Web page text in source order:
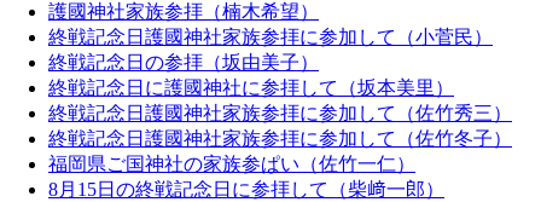
護國神社家族参拝（楠木希望）
終戦記念日護國神社家族参拝に参加して（小菅民）
終戦記念日の参拝（坂由美子）
終戦記念日に護國神社に参拝して（坂本美里）
終戦記念日護國神社家族参拝に参加して（佐竹秀三）
終戦記念日護國神社家族参拝に参加して（佐竹冬子）
福岡県ご国神社の家族参ぱい（佐竹一仁）
8月15日の終戦記念日に参拝して（柴﨑一郎）